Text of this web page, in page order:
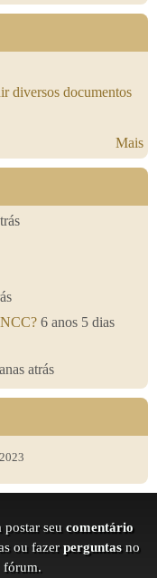
diversos documentos
Mais
6 anos 5 dias
atrás
postar seu comentário
ou fazer perguntas no
fórum.